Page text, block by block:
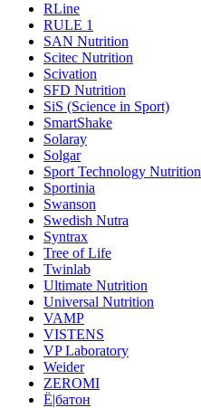
RLine
RULE 1
SAN Nutrition
Scitec Nutrition
Scivation
SFD Nutrition
SiS (Science in Sport)
SmartShake
Solaray
Solgar
Sport Technology Nutrition
Sportinia
Swanson
Swedish Nutra
Syntrax
Tree of Life
Twinlab
Ultimate Nutrition
Universal Nutrition
VAMP
VISTENS
VP Laboratory
Weider
ZEROMI
Ё|батон